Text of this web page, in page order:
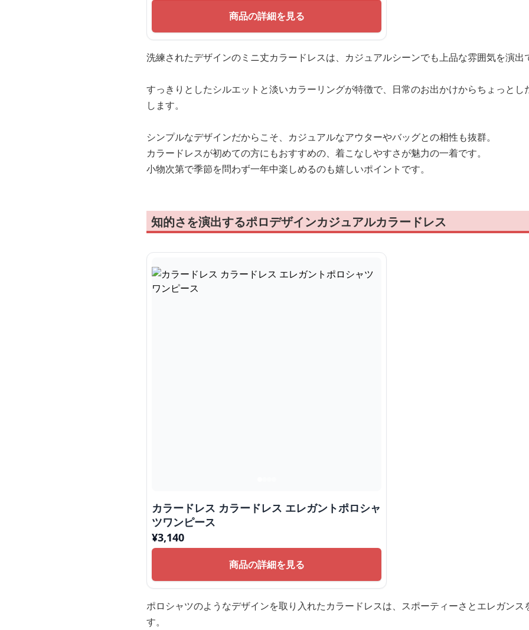
商品の詳細を見る
洗練されたデザインのミニ丈カラードレスは、カジュアルシーンでも上品な雰囲気を演出
すっきりとしたシルエットと淡いカラーリングが特徴で、日常のお出かけからちょっと
します。
シンプルなデザインだからこそ、カジュアルなアウターやバッグとの相性も抜群。
カラードレスが初めての方にもおすすめの、着こなしやすさが魅力の一着です。
小物次第で季節を問わず一年中楽しめるのも嬉しいポイントです。
知的さを演出するポロデザインカジュアルカラードレス
カラードレス カラードレス エレガントポロシャ
ツワンピース
¥3,140
商品の詳細を見る
ポロシャツのようなデザインを取り入れたカラードレスは、スポーティーさとエレガン
す。